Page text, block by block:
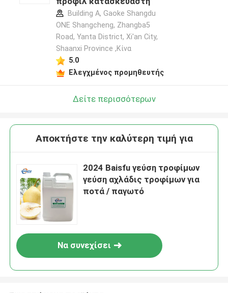
Building A, Gaoke Shangdu
ONE Shangcheng, Zhangba5
Road, Yanta District, Xi'an City,
Shaanxi Province ,Κίνα
5.0
Ελεγχμένος προμηθευτής
Δείτε περισσότερων
Αποκτήστε την καλύτερη τιμή για
2024 Baisfu γεύση τροφίμων
γεύση αχλάδις τροφίμων για
ποτά / παγωτό
Να συνεχίσει